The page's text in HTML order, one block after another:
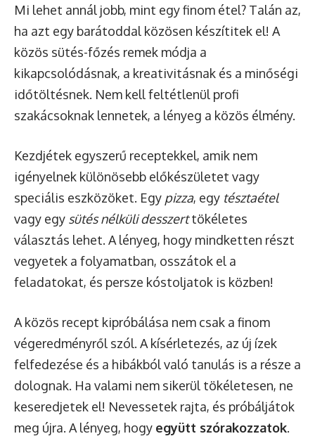
Mi lehet annál jobb, mint egy finom étel? Talán az,
ha azt egy barátoddal közösen készítitek el! A
közös sütés-főzés remek módja a
kikapcsolódásnak, a kreativitásnak és a minőségi
időtöltésnek. Nem kell feltétlenül profi
szakácsoknak lennetek, a lényeg a közös élmény.
Kezdjétek egyszerű receptekkel, amik nem
igényelnek különösebb előkészületet vagy
speciális eszközöket. Egy pizza, egy tésztaétel
vagy egy sütés nélküli desszerttökéletes
választás lehet. A lényeg, hogy mindketten részt
vegyetek a folyamatban, osszátok el a
feladatokat, és persze kóstoljatok is közben!
A közös recept kipróbálása nem csak a finom
végeredményről szól. A kísérletezés, az új ízek
felfedezése és a hibákból való tanulás is a része a
dolognak. Ha valami nem sikerül tökéletesen, ne
keseredjetek el! Nevessetek rajta, és próbáljátok
meg újra. A lényeg, hogy együtt szórakozzatok.